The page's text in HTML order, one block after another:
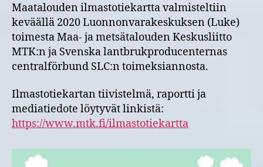
Maatalouden ilmastotiekartta valmisteltiin
keväällä 2020 Luonnonvarakeskuksen (Luke)
toimesta Maa- ja metsätalouden Keskusliitto
MTK:n ja Svenska lantbrukproducenternas
centralförbund SLC:n toimeksiannosta.
Ilmastotiekartan tiivistelmä, raportti ja
mediatiedote löytyvät linkistä:
https://www.mtk.fi/ilmastotiekartta